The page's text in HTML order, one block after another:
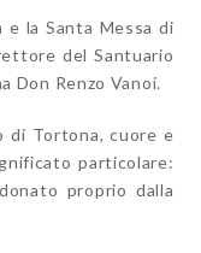
la Santa Messa di
del Santuario
Don Renzo Vanoi.
di Tortona, cuore e
particolare:
proprio dalla